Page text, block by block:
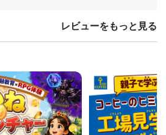
レビューをもっと見る